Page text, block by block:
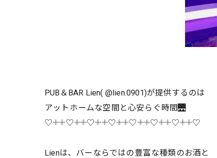
PUB＆BAR Lien( @lien.0901)が提供するのは
アットホームな空間と心安らぐ時間🌉
♡𓇬𓇬♡𓇬𓇬♡𓇬𓇬♡𓇬𓇬♡𓇬𓇬♡𓇬𓇬♡𓇬𓇬♡
Lienは、バーならではの豊富な種類のお酒と